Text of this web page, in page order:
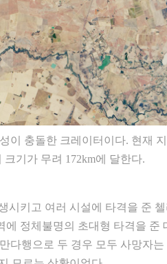
이 충돌한 크레이터이다. 현재
기가 무려 172km에 달한다.
시키고 여러 시설에 타격을 준
에 정체불명의 초대형 타격을 준
다행으로 두 경우 모두 사망자는